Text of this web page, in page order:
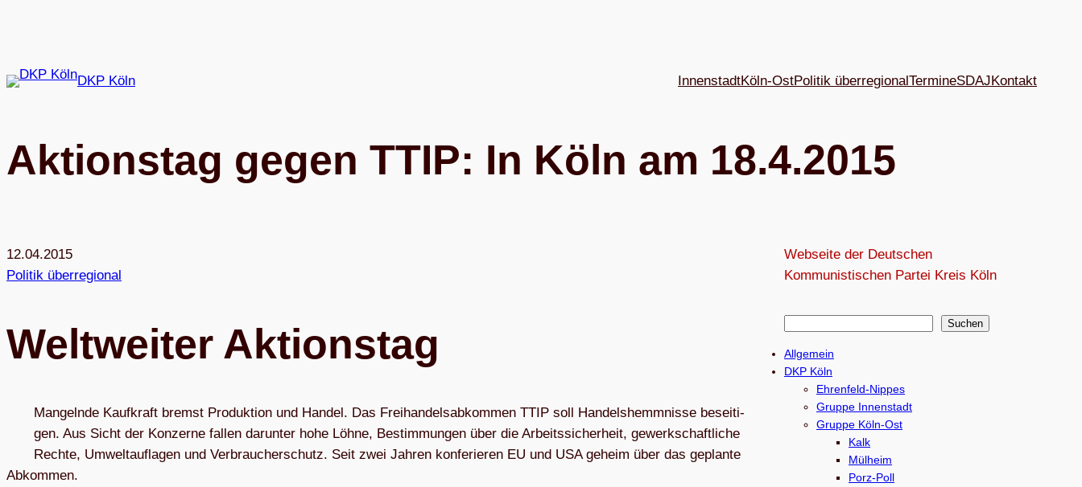
DKP Köln
InnenstadtKöln-OstPolitik überregionalTermineSDAJKon­takt
Akti­ons­tag gegen TTIP: In Köln am 18.4.2015
12.04.2015
Politik überregional
Welt­wei­ter Aktionstag
Man­geln­de Kauf­kraft bremst Pro­duk­ti­on und Han­del. Das Frei­han­dels­ab­kom­men TTIP soll Han­dels­hemm­nis­se be­sei­ti­
gen. Aus Sicht der Kon­zer­ne fal­len dar­un­ter ho­he Löh­ne, Be­stim­mun­gen über die Ar­beits­si­cher­heit, ge­werk­schaft­li­che
Rech­te, Um­welt­auf­la­gen und Ver­brau­cher­schutz. Seit zwei Jah­ren kon­fe­rie­ren EU und USA ge­heim über das ge­plan­te
Abkommen.
Webseite der Deutschen
Kommunistischen Partei Kreis Köln
c
Suchen
Allgemein
DKP Köln
Ehrenfeld-Nippes
Gruppe Innenstadt
Gruppe Köln-Ost
Kalk
Mülheim
Porz-Poll